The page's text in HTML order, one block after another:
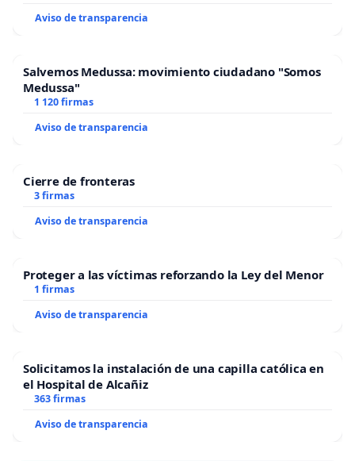
Aviso de transparencia
Salvemos Medussa: movimiento ciudadano "Somos
Medussa"
1 120 firmas
Aviso de transparencia
Cierre de fronteras
3 firmas
Aviso de transparencia
Proteger a las víctimas reforzando la Ley del Menor
1 firmas
Aviso de transparencia
Solicitamos la instalación de una capilla católica en
el Hospital de Alcañiz
363 firmas
Aviso de transparencia